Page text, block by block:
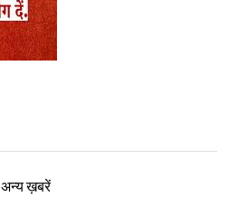
अन्य ख़बरें